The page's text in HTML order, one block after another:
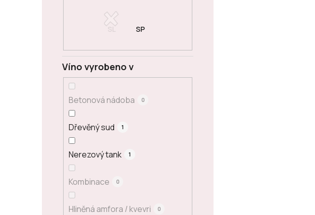
Víno vyrobeno v
Betonová nádoba 0
Dřevěný sud 1
Nerezový tank 1
Kombinace 0
Hliněná amfora / kvevri 0